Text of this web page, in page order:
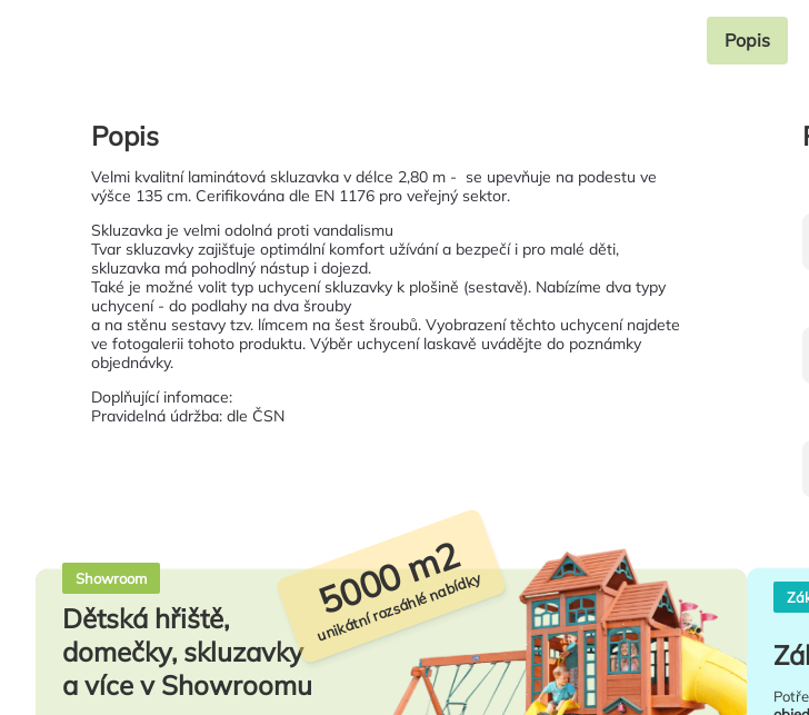
Popis
Popis
Velmi kvalitní laminátová skluzavka v délce 2,80 m - se upevňuje na podestu ve
výšce 135 cm. Cerifikována dle EN 1176 pro veřejný sektor.
Skluzavka je velmi odolná proti vandalismu
Tvar skluzavky zajišťuje optimální komfort užívání a bezpečí i pro malé děti,
skluzavka má pohodlný nástup i dojezd.
Také je možné volit typ uchycení skluzavky k plošině (sestavě). Nabízíme dva typy
uchycení - do podlahy na dva šrouby
a na stěnu sestavy tzv. límcem na šest šroubů. Vyobrazení těchto uchycení najdete
ve fotogalerii tohoto produktu. Výběr uchycení laskavě uvádějte do poznámky
objednávky.
Doplňující infomace:
Pravidelná údržba: dle ČSN
Showroom
Dětská hřiště,
domečky, skluzavky
a více v Showroomu
5000 m2
unikátní rozsáhlé nabídky